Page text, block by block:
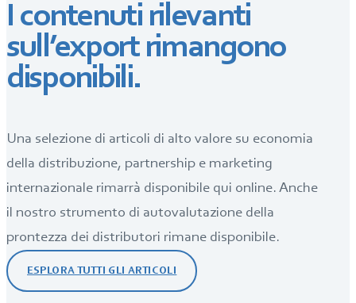
I contenuti rilevanti
sull’export rimangono
disponibili.
Una selezione di articoli di alto valore su economia
della distribuzione, partnership e marketing
internazionale rimarrà disponibile qui online. Anche
il nostro strumento di autovalutazione della
prontezza dei distributori rimane disponibile.
ESPLORA TUTTI GLI ARTICOLI